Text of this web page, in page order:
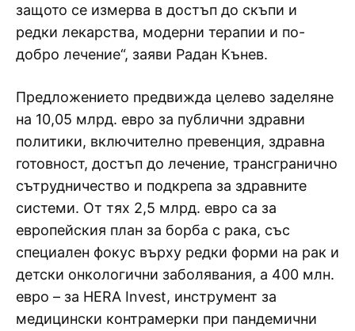
защото се измерва в достъп до скъпи и
редки лекарства, модерни терапии и по-
добро лечение“, заяви Радан Кънев.
Предложението предвижда целево заделяне
на 10,05 млрд. евро за публични здравни
политики, включително превенция, здравна
готовност, достъп до лечение, трансгранично
сътрудничество и подкрепа за здравните
системи. От тях 2,5 млрд. евро са за
европейския план за борба с рака, със
специален фокус върху редки форми на рак и
детски онкологични заболявания, а 400 млн.
евро – за HERA Invest, инструмент за
медицински контрамерки при пандемични